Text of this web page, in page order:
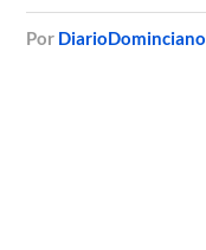
por DiarioDominciano